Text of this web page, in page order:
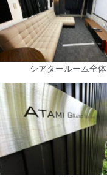
シアタールーム全体